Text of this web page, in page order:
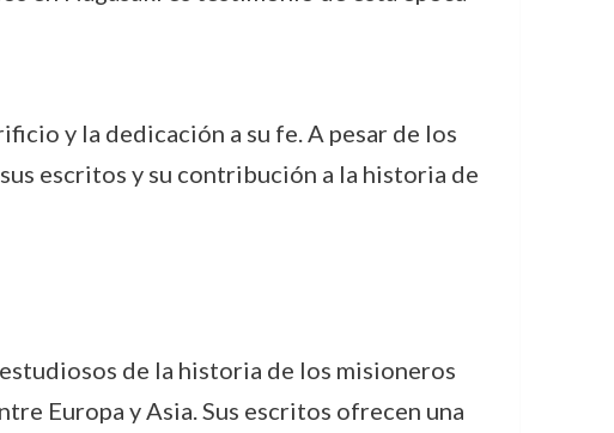
y la dedicación a su fe. A pesar de los
escritos y su contribución a la historia de
de la historia de los misioneros
Europa y Asia. Sus escritos ofrecen una